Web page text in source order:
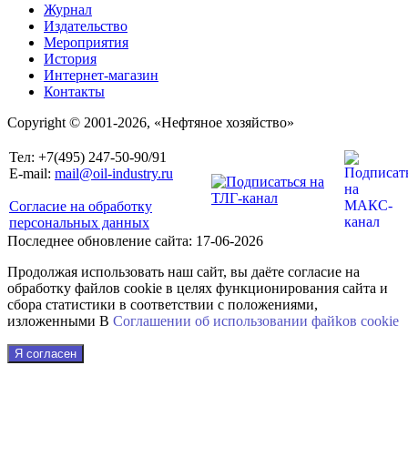
Журнал
Издательство
Мероприятия
История
Интернет-магазин
Контакты
Copyright © 2001-2026, «Нефтяное хозяйство»
Тел: +7(495) 247-50-90/91
E-mail: mail@oil-industry.ru
Согласие на обработку
персональных данных
Последнее обновление сайта: 17-06-2026
Продолжая использовать наш сайт, вы даёте согласие на
обработку файлов cookie в целях функционирования сайта и
сбора статистики в соответствии с положениями,
изложенными В Соглашении об использовании файkов cookie
Я согласен